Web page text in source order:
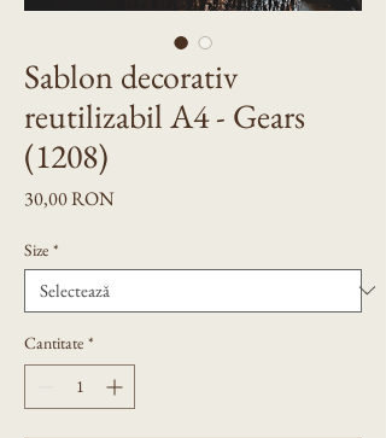
Sablon decorativ
reutilizabil A4 - Gears
(1208)
30,00 RONPreț
Size *
Cantitate *